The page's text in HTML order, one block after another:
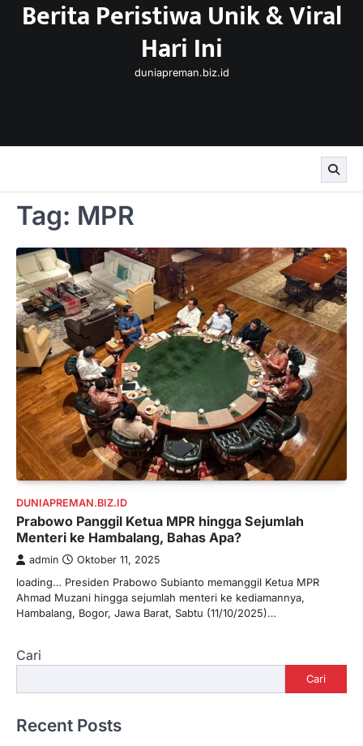
SkipBerita Peristiwa Unik & Viral
Hari Ini
duniapreman.biz.id
Tag: MPR
DUNIAPREMAN.BIZ.ID
Prabowo Panggil Ketua MPR hingga Sejumlah
Menteri ke Hambalang, Bahas Apa?
admin Oktober 11, 2025
loading… Presiden Prabowo Subianto memanggil Ketua MPR
Ahmad Muzani hingga sejumlah menteri ke kediamannya,
Hambalang, Bogor, Jawa Barat, Sabtu (11/10/2025)…
Cari
Cari
Recent Posts